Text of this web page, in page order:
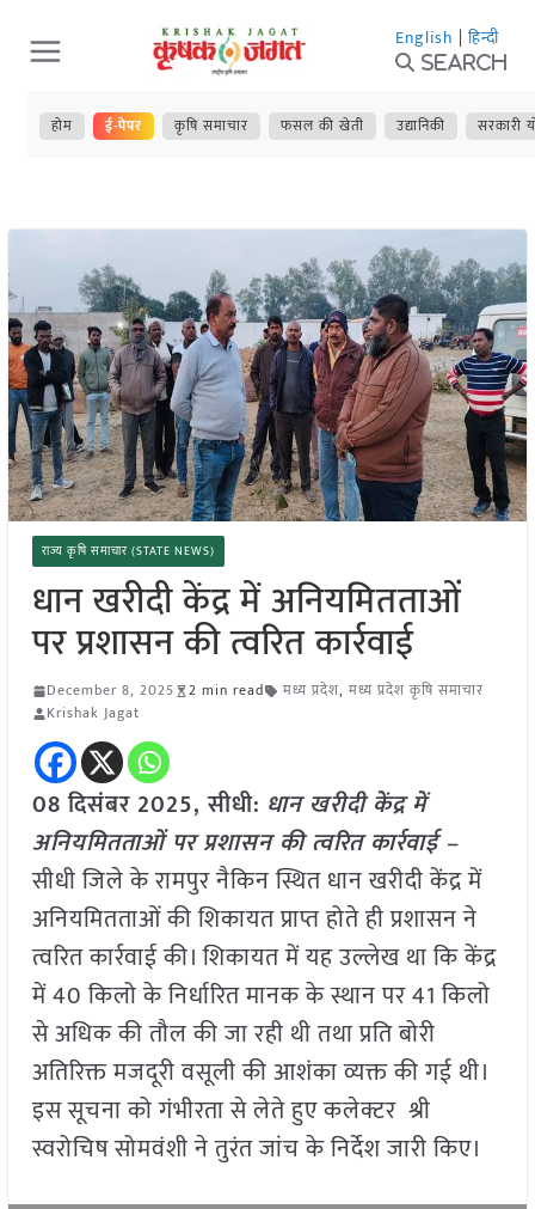
Skip
to
content
English | हिन्दी
Search
होम ई-पेपर कृषि समाचार फसल की खेती उद्यानिकी सरकारी
राज्य कृषि समाचार (STATE NEWS)
धान खरीदी केंद्र में अनियमितताओं
पर प्रशासन की त्वरित कार्रवाई
December 8, 2025 2 min read मध्य प्रदेश, मध्य प्रदेश कृषि समाचार
Krishak Jagat
08 दिसंबर 2025,सीधी: धान खरीदी केंद्र में
अनियमितताओं पर प्रशासन की त्वरित कार्रवाई –
सीधी जिले के रामपुर नैकिन स्थित धान खरीदी केंद्र में
अनियमितताओं की शिकायत प्राप्त होते ही प्रशासन ने
त्वरित कार्रवाई की। शिकायत में यह उल्लेख था कि केंद्र
में 40 किलो के निर्धारित मानक के स्थान पर 41 किलो
से अधिक की तौल की जा रही थी तथा प्रति बोरी
अतिरिक्त मजदूरी वसूली की आशंका व्यक्त की गई थी।
इस सूचना को गंभीरता से लेते हुए कलेक्टर श्री
स्वरोचिष सोमवंशी ने तुरंत जांच के निर्देश जारी किए।